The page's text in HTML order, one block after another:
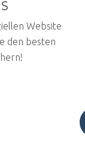
Website
den besten